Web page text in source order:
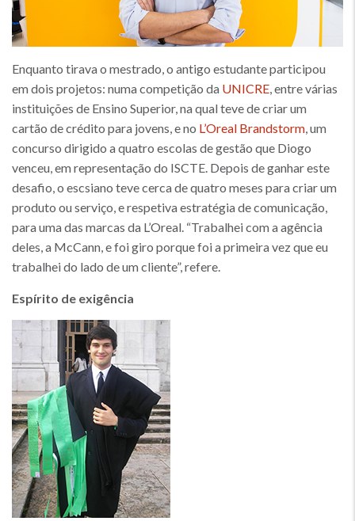
Enquanto tirava o mestrado, o antigo estudante participou
em dois projetos: numa competição da UNICRE, entre várias
instituições de Ensino Superior, na qual teve de criar um
cartão de crédito para jovens, e no L’Oreal Brandstorm, um
concurso dirigido a quatro escolas de gestão que Diogo
venceu, em representação do ISCTE. Depois de ganhar este
desafio, o escsiano teve cerca de quatro meses para criar um
produto ou serviço, e respetiva estratégia de comunicação,
para uma das marcas da L’Oreal. “Trabalhei com a agência
deles, a McCann, e foi giro porque foi a primeira vez que eu
trabalhei do lado de um cliente”, refere.
Espírito de exigência